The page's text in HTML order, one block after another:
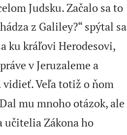
Judsku. Začalo sa to
z Galiley?“ spýtal sa
ku kráľovi Herodesovi,
v Jeruzaleme a
Veľa totiž o ňom
Dal mu mnoho otázok, ale
Zákona ho